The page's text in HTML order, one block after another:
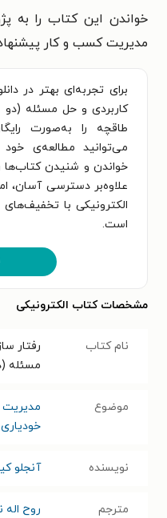
خواندن این کتاب را به
مدیریت کسب و کار
برای تجربه‌ای بهتر در
کاربردی و حل مسئله
طاقچه را به‌صورت
می‌توانید مطالعه‌ی
خواندن و شنیدن کتاب‌ها
علاوه‌بر دسترسی آسان،
الکترونیکی با
است.
مشخصات کتاب الکترونیکی
نام کتاب
رفتار
مسئله
موضوع
خودیاری
نویسنده آنجلو
مترجم روح اله